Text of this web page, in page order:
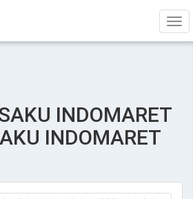
INDOMARET
INDOMARET